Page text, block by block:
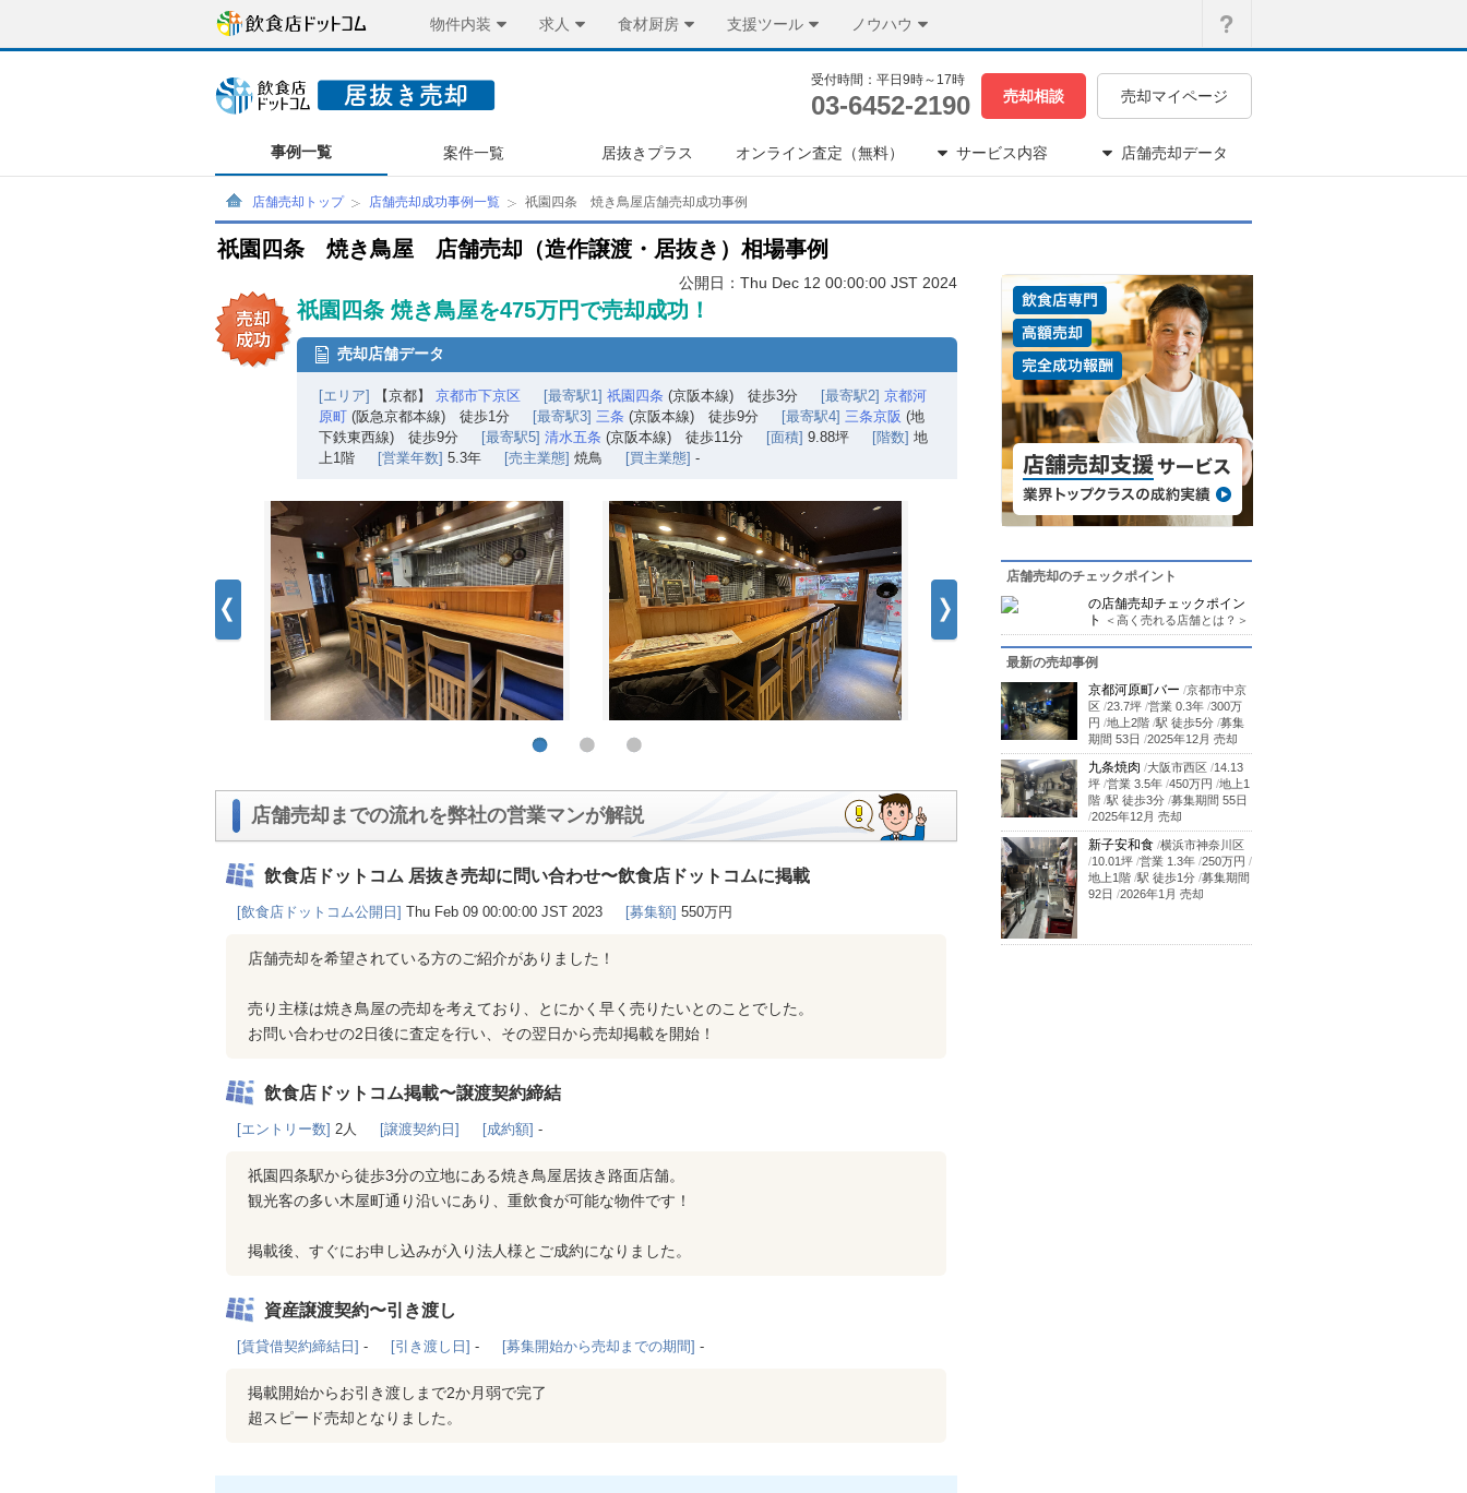
物件内装 求人 食材厨房 支援ツール ノウハウ
受付時間：平日9時～17時
03-6452-2190 売却相談 売却マイページ
事例一覧 案件一覧 居抜きプラス オンライン査定（無料） サービス内容 店舗売却データ
店舗売却トップ 店舗売却成功事例一覧 祇園四条 焼き鳥屋店舗売却成功事例
祇園四条 焼き鳥屋 店舗売却（造作譲渡・居抜き）相場事例
公開日：Thu Dec 12 00:00:00 JST 2024
祇園四条 焼き鳥屋を475万円で売却成功！
売却店舗データ
[エリア] 【京都】 京都市下京区 [最寄駅1] 祇園四条 (京阪本線) 徒歩3分 [最寄駅2] 京都河
原町 (阪急京都本線) 徒歩1分 [最寄駅3] 三条 (京阪本線) 徒歩9分 [最寄駅4] 三条京阪 (地
下鉄東西線) 徒歩9分
[最寄駅5] 清水五条 (京阪本線) 徒歩11分 [面積] 9.88坪 [階数] 地
上1階
[営業年数] 5.3年 [売主業態] 焼鳥 [買主業態] -
店舗売却までの流れを弊社の営業マンが解説
飲食店ドットコム 居抜き売却に問い合わせ〜飲食店ドットコムに掲載
[飲食店ドットコム公開日] Thu Feb 09 00:00:00 JST 2023 [募集額] 550万円
店舗売却を希望されている方のご紹介がありました！
売り主様は焼き鳥屋の売却を考えており、とにかく早く売りたいとのことでした。
お問い合わせの2日後に査定を行い、その翌日から売却掲載を開始！
飲食店ドットコム掲載〜譲渡契約締結
[エントリー数] 2人 [譲渡契約日] [成約額] -
祇園四条駅から徒歩3分の立地にある焼き鳥屋居抜き路面店舗。
観光客の多い木屋町通り沿いにあり、重飲食が可能な物件です！
掲載後、すぐにお申し込みが入り法人様とご成約になりました。
資産譲渡契約〜引き渡し
[賃貸借契約締結日] - [引き渡し日] - [募集開始から売却までの期間] -
掲載開始からお引き渡しまで2か月弱で完了
超スピード売却となりました。
店舗売却のチェックポイント
の店舗売却チェックポイン
ト
＜高く売れる店舗とは？＞
最新の売却事例
京都河原町バー /京都市中京
区 /23.7坪 /営業 0.3年 /300万
円 /地上2階 /駅 徒歩5分 /募集
期間 53日 /2025年12月 売却
九条焼肉 /大阪市西区 /14.13
坪 /営業 3.5年 /450万円 /地上1
階 /駅 徒歩3分 /募集期間 55日
/2025年12月 売却
新子安和食 /横浜市神奈川区
/10.01坪 /営業 1.3年 /250万円 /
地上1階 /駅 徒歩1分 /募集期間
92日 /2026年1月 売却